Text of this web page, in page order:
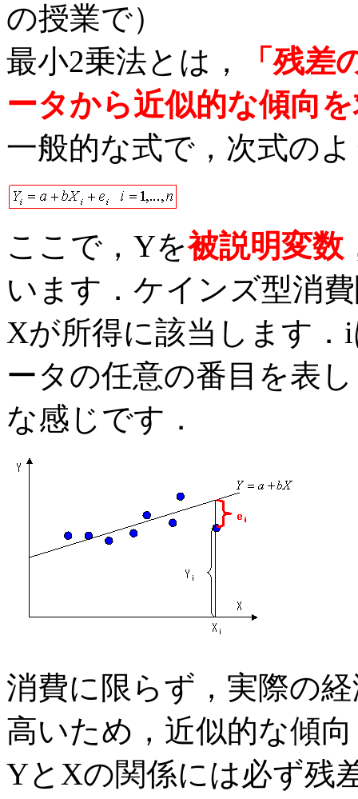
の授業で）
最小2乗法とは，
「残
ータから近似的な傾向
一般的な式で，次式の
ここで，Yを被説明変数
います．ケインズ型消
Xが所得に該当します
ータの任意の番目を表
な感じです ．
消費に限らず，実際の
高いため，近似的な傾
YとXの関係には必ず残